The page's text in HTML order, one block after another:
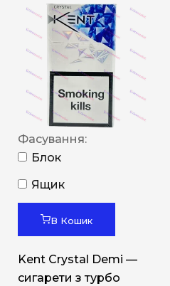
Фасування:
Блок
Ящик
В Кошик
Kent Crystal Demi —
сигарети з турбо